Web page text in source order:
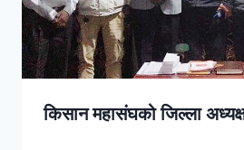
किसान महासंघको जिल्ला